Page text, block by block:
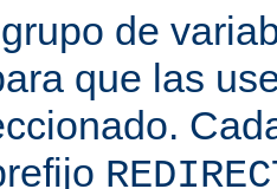
de
que las